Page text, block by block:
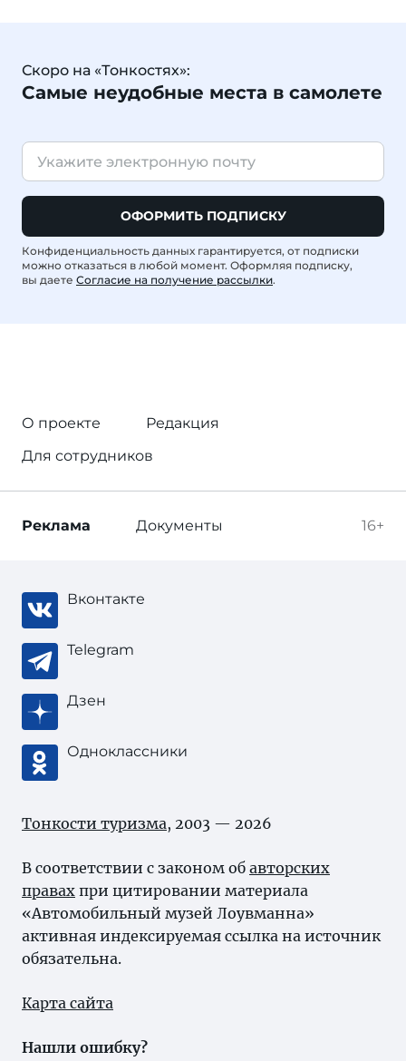
Скоро на «Тонкостях»:
Самые неудобные места в самолете
ОФОРМИТЬ ПОДПИСКУ
Конфиденциальность данных гарантируется, от подписки
можно отказаться в любой момент. Оформляя подписку,
вы даете Согласие на получение рассылки.
О проекте
Редакция
Для сотрудников
16+
Реклама Документы
Вконтакте
Telegram
Дзен
Одноклассники
Тонкости туризма, 2003 — 2026
В соответствии с законом об авторских
правах при цитировании материала
«Автомобильный музей Лоувманна»
активная индексируемая ссылка на источник
обязательна.
Карта сайта
Нашли ошибку?